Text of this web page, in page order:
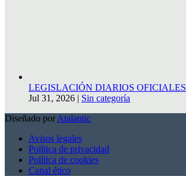
LEGISLACIÓN DIARIOS OFICIALES
Jul 31, 2026 | Sin categoría
Diseñado por Atalantic
Avisos legales
Política de privacidad
Política de cookies
Canal ético